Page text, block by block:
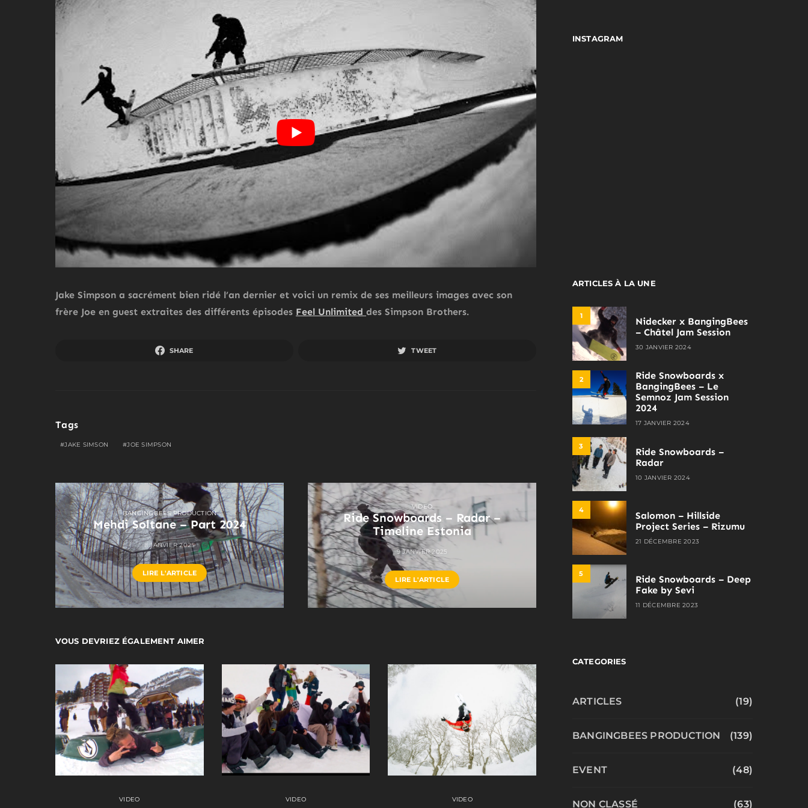
Jake Simpson a sacrément bien ridé l’an dernier et voici un remix de ses meilleurs images avec son
frère Joe en guest extraites des différents épisodes Feel Unlimited des Simpson Brothers.
SHARE TWEET
Tags
JAKE SIMSON JOE SIMPSON
BANGINGBEES PRODUCTION
Mehdi Soltane – Part 2024
8 JANVIER 2025
LIRE L'ARTICLE
VIDEO
Ride Snowboards – Radar –
Timeline Estonia
9 JANVIER 2025
LIRE L'ARTICLE
VOUS DEVRIEZ ÉGALEMENT AIMER
VIDEO VIDEO VIDEO
INSTAGRAM
ARTICLES À LA UNE
1
Nidecker x BangingBees
– Châtel Jam Session
30 JANVIER 2024
2
Ride Snowboards x
BangingBees – Le
Semnoz Jam Session
2024
17 JANVIER 2024
3
Ride Snowboards –
Radar
10 JANVIER 2024
4
Salomon – Hillside
Project Series – Rizumu
21 DÉCEMBRE 2023
5
Ride Snowboards – Deep
Fake by Sevi
11 DÉCEMBRE 2023
CATEGORIES
ARTICLES (19)
BANGINGBEES PRODUCTION (139)
EVENT (48)
NON CLASSÉ (63)